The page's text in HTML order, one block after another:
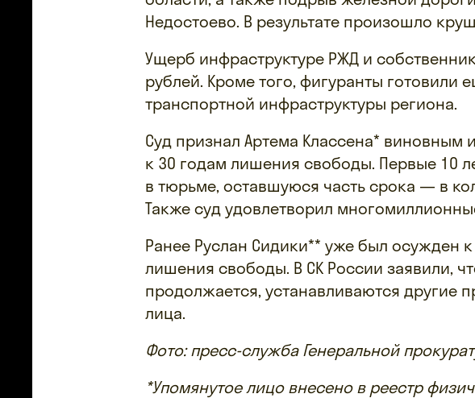
Недостоево. В результате произошло
Ущерб инфраструктуре РЖД и
рублей. Кроме того, фигуранты готовили
транспортной инфраструктуры региона.
Суд признал Артема Классена* виновным
к 30 годам лишения свободы. Первые 10
в тюрьме, оставшуюся часть срока — в
Также суд удовлетворил
Ранее Руслан Сидики** уже был осужден
лишения свободы. В СК России заявили,
продолжается, устанавливаются другие
лица.
Фото: пресс-служба Генеральной
*Упомянутое лицо внесено в реестр